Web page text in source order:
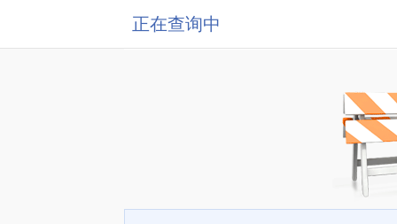
正在查询中